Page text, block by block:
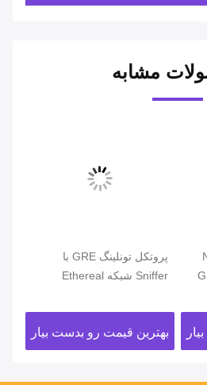
مشابه
پروتکل تونلینگ GRE با
Sniffer شبکه Ethereal
Multicast محافظت می کند
بهترین قیمت رو بدست بیار